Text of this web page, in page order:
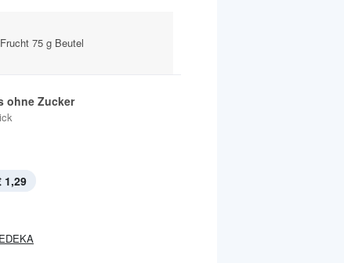
75 g Beutel
ohne Zucker
1,29
EDEKA